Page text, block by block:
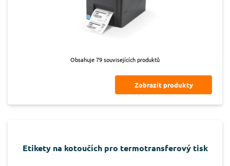
Obsahuje 79 souvisejících produktů
Zobrazit produkty
Etikety na kotoučích pro termotransferový tisk